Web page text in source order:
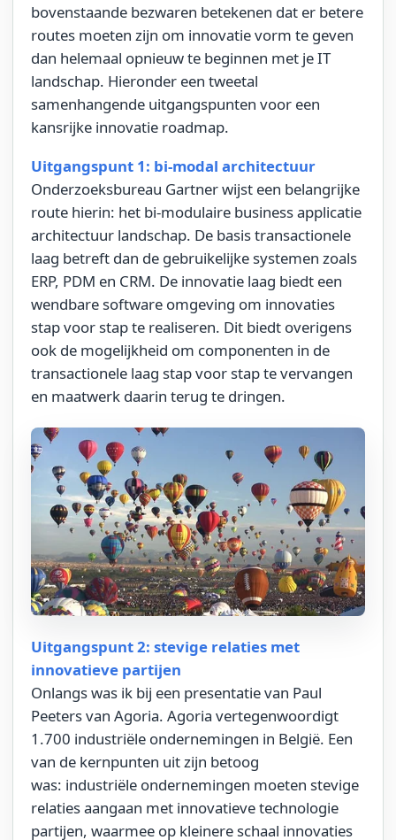
bovenstaande bezwaren betekenen dat er betere
routes moeten zijn om innovatie vorm te geven
dan helemaal opnieuw te beginnen met je IT
landschap. Hieronder een tweetal
samenhangende uitgangspunten voor een
kansrijke innovatie roadmap.
Uitgangspunt 1: bi-modal architectuur
Onderzoeksbureau Gartner wijst een belangrijke
route hierin: het bi-modulaire business applicatie
architectuur landschap. De basis transactionele
laag betreft dan de gebruikelijke systemen zoals
ERP, PDM en CRM. De innovatie laag biedt een
wendbare software omgeving om innovaties
stap voor stap te realiseren. Dit biedt overigens
ook de mogelijkheid om componenten in de
transactionele laag stap voor stap te vervangen
en maatwerk daarin terug te dringen.
Uitgangspunt 2: stevige relaties met
innovatieve partijen
Onlangs was ik bij een presentatie van Paul
Peeters van Agoria. Agoria vertegenwoordigt
1.700 industriële ondernemingen in België. Een
van de kernpunten uit zijn betoog
was: industriële ondernemingen moeten stevige
relatiesaangaan met innovatieve technologie
partijen, waarmee op kleinere schaal innovaties